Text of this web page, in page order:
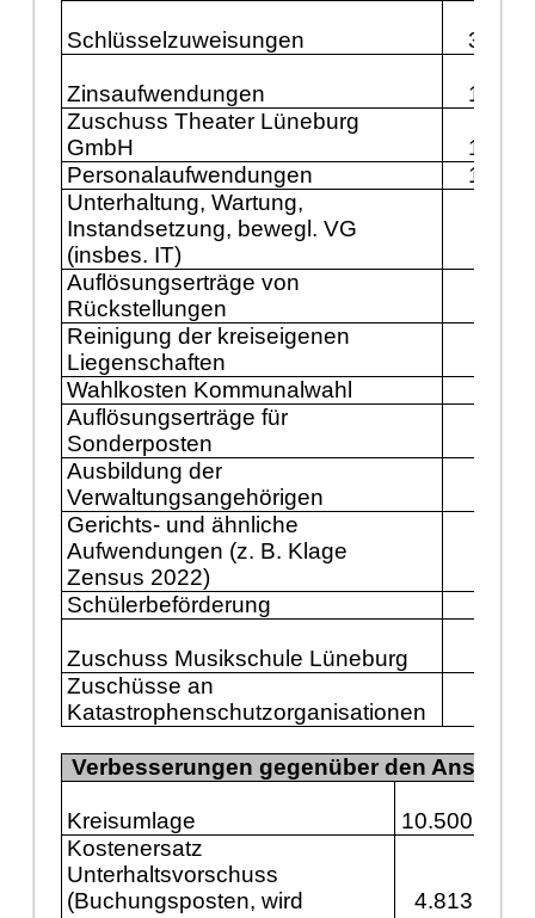
Schlüsselzuweisungen
Zinsaufwendungen
Zuschuss Theater Lüneburg
GmbH
Personalaufwendungen
Unterhaltung, Wartung,
Instandsetzung, bewegl. VG
(insbes. IT)
Auflösungserträge von
Rückstellungen
Reinigung der kreiseigenen
Liegenschaften
Wahlkosten Kommunalwahl
Auflösungserträge für
Sonderposten
Ausbildung der
Verwaltungsangehörigen
Gerichts- und ähnliche
Aufwendungen (z. B. Klage
Zensus 2022)
Schülerbeförderung
Zuschuss Musikschule Lüneburg
Zuschüsse an
Katastrophenschutzorganisationen
Verbesserungen gegenüber den
Kreisumlage
10.500.000
Kostenersatz
Unterhaltsvorschuss
(Buchungsposten, wird
4.813.000